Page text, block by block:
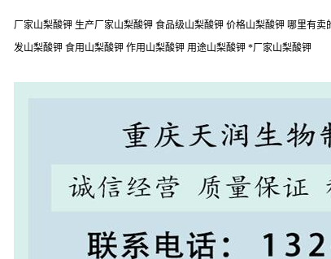
厂家山梨酸钾 生产厂家山梨酸钾 食品级山梨酸钾 价格山梨酸钾 哪里有
发山梨酸钾 食用山梨酸钾 作用山梨酸钾 用途山梨酸钾 *厂家山梨酸钾